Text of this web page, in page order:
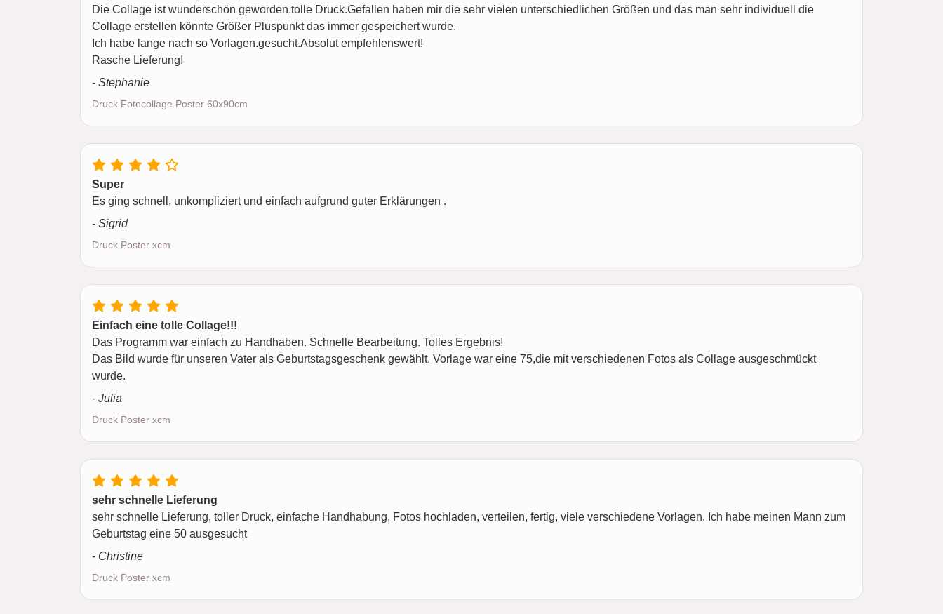
Die Collage ist wunderschön geworden,tolle Druck.Gefallen haben mir die sehr vielen unterschiedlichen Größen und das man sehr individuell die
Collage erstellen könnte Größer Pluspunkt das immer gespeichert wurde.
Ich habe lange nach so Vorlagen.gesucht.Absolut empfehlenswert!
Rasche Lieferung!
- Stephanie
Druck Fotocollage Poster 60x90cm
Super
Es ging schnell, unkompliziert und einfach aufgrund guter Erklärungen .
- Sigrid
Druck Poster xcm
Einfach eine tolle Collage!!!
Das Programm war einfach zu Handhaben. Schnelle Bearbeitung. Tolles Ergebnis!
Das Bild wurde für unseren Vater als Geburtstagsgeschenk gewählt. Vorlage war eine 75,die mit verschiedenen Fotos als Collage ausgeschmückt
wurde.
- Julia
Druck Poster xcm
sehr schnelle Lieferung
sehr schnelle Lieferung, toller Druck, einfache Handhabung, Fotos hochladen, verteilen, fertig, viele verschiedene Vorlagen. Ich habe meinen Mann zum
Geburtstag eine 50 ausgesucht
- Christine
Druck Poster xcm